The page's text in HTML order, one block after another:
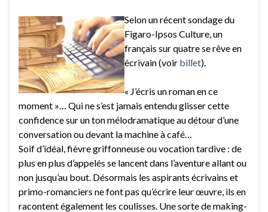
Selon un récent sondage du
Figaro-Ipsos Culture, un
français sur quatre se rêve en
écrivain (voir billet).
« J’écris un roman en ce
moment »… Qui ne s’est jamais entendu glisser cette
confidence sur un ton mélodramatique au détour d’une
conversation ou devant la machine à café…
Soif d’idéal, fièvre griffonneuse ou vocation tardive : de
plus en plus d’appelés se lancent dans l’aventure allant ou
non jusqu’au bout. Désormais les aspirants écrivains et
primo-romanciers ne font pas qu’écrire leur œuvre, ils en
racontent également les coulisses. Une sorte de making-